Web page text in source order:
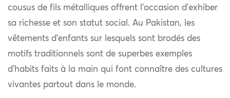
cousus de fils métalliques offrent l’occasion d’exhiber
sa richesse et son statut social. Au Pakistan, les
vêtements d’enfants sur lesquels sont brodés des
motifs traditionnels sont de superbes exemples
d’habits faits à la main qui font connaître des cultures
vivantes partout dans le monde.